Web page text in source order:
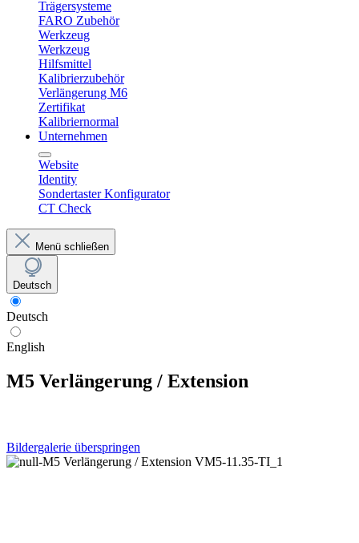
Trägersysteme
FARO Zubehör
Werkzeug
Werkzeug
Hilfsmittel
Kalibrierzubehör
Verlängerung M6
Zertifikat
Kalibriernormal
Unternehmen
Website
Identity
Sondertaster Konfigurator
CT Check
Menü schließen
Deutsch
Deutsch
English
M5 Verlängerung / Extension
Bildergalerie überspringen